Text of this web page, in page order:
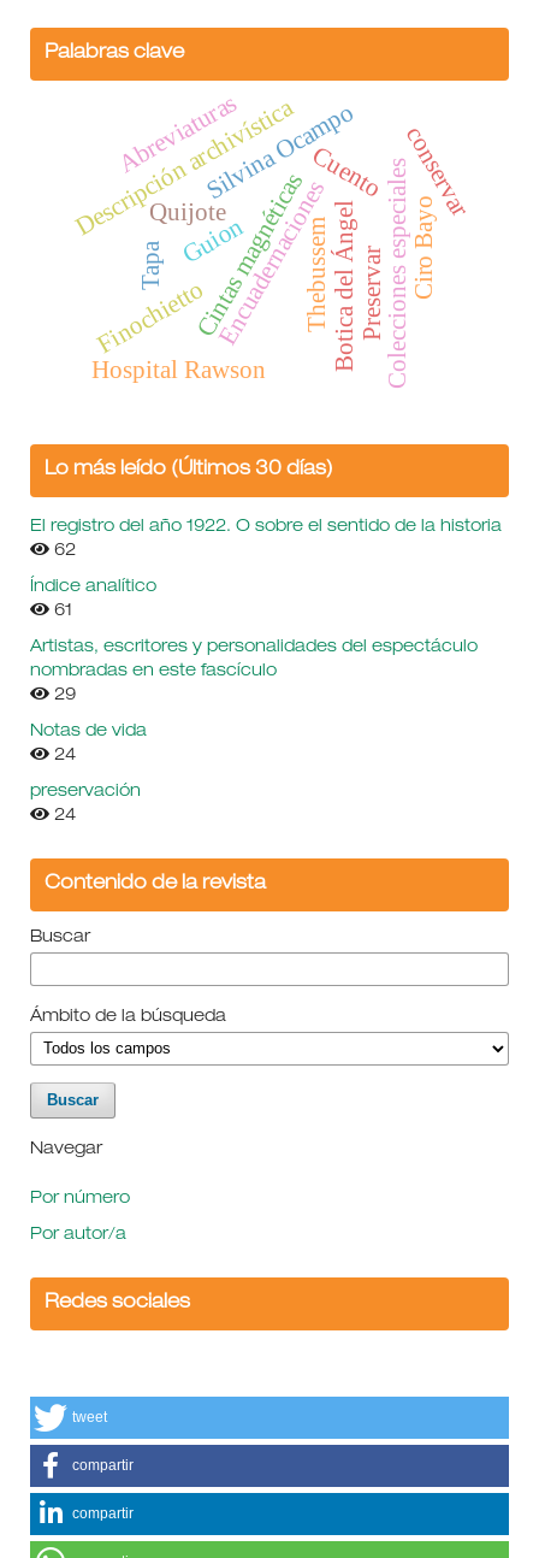
Palabras clave
Colecciones especiales
Encuadernaciones
Tapa
Quijote
Descripción archivística
Cintas magnéticas
Guion
Cuento
Silvina Ocampo
Botica del Ángel
Thebussem
Hospital Rawson
Finochietto
Abreviaturas conservar
Preservar Ciro Bayo
Lo más leído (Últimos 30 días)
El registro del año 1922. O sobre el sentido de la historia
62
Índice analítico
61
Artistas, escritores y personalidades del espectáculo
nombradas en este fascículo
29
Notas de vida
24
preservación
24
Contenido de la revista
Buscar
Ámbito de la búsqueda
Navegar
Por número
Por autor/a
Redes sociales
tweet
compartir
compartir